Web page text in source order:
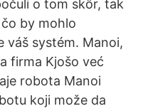
o tom skôr, tak
by mohlo
váš systém. Manoi,
firma Kjošo već
robota Manoi
koji može da